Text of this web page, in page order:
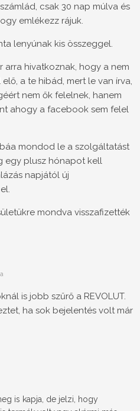
csak 30 nap múlva és
emlékezz rájuk.
lenyúnak kis összeggel.
arra hivatkoznak, hogy a nem
a te hibád, mert le van írva,
nem ők felelnek, hanem
ahogy a facebook sem felel
mondod le a szolgáltatást
egy plusz hónapot kell
napjától új
mondva visszafizették
is jobb szűrő a REVOLUT.
ha sok bejelentés volt már
is kapja, de jelzi, hogy